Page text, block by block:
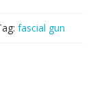
fascial gun